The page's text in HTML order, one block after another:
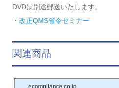
DVDは別途郵送いたします。
・ 改正QMS省令セミナー
関連商品